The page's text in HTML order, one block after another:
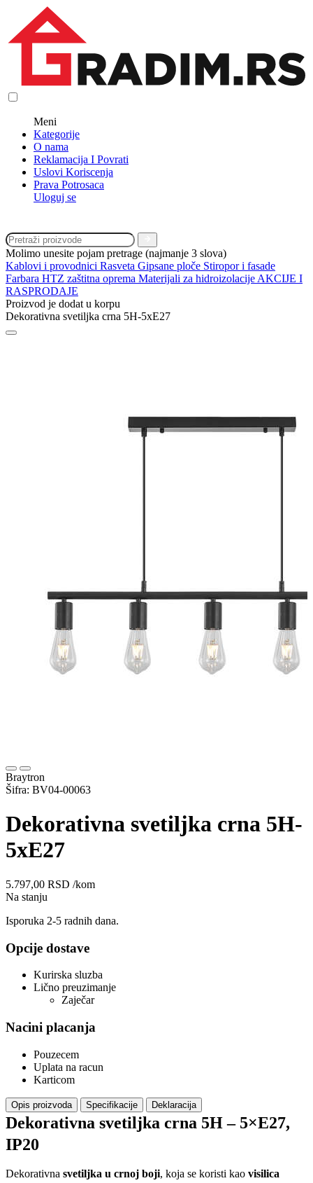
Meni
Kategorije
O nama
Reklamacija I Povrati
Uslovi Koriscenja
Prava Potrosaca
Uloguj se
Molimo unesite pojam pretrage (najmanje 3 slova)
Kablovi i provodnici Rasveta Gipsane ploče Stiropor i fasade
Farbara HTZ zaštitna oprema Materijali za hidroizolacije AKCIJE I
RASPRODAJE
Proizvod je dodat u korpu
Dekorativna svetiljka crna 5H-5xE27
Braytron
Šifra: BV04-00063
Dekorativna svetiljka crna 5H-
5xE27
5.797,00 RSD /kom
Na stanju
Isporuka 2-5 radnih dana.
Opcije dostave
Kurirska sluzba
Lično preuzimanje
Zaječar
Nacini placanja
Pouzecem
Uplata na racun
Karticom
Opis proizvoda Specifikacije Deklaracija
Dekorativna svetiljka crna 5H – 5×E27,
IP20
Dekorativna svetiljka u crnoj boji, koja se koristi kao visilica